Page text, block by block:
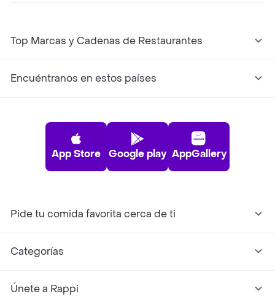
Top Marcas y Cadenas de Restaurantes
Encuéntranos en estos países
App Store Google play AppGallery
Pide tu comida favorita cerca de ti
Categorías
Únete a Rappi